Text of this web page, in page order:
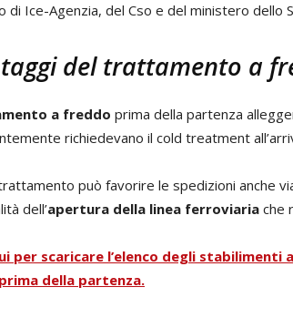
di Ice-Agenzia, del Cso e del ministero dello
del trattamento a
a freddo prima della partenza
richiedevano il cold treatment
può favorire le spedizioni anche
dell’apertura della linea ferroviaria che
per scaricare l’elenco degli
della partenza.